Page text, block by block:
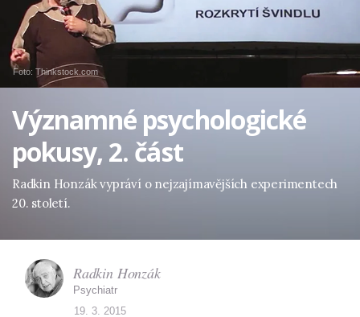
Foto: Thinkstock.com
Významné psychologické
pokusy, 2. část
Radkin Honzák vypráví o nejzajímavějších experimentech
20. století.
Radkin Honzák
Psychiatr
19. 3. 2015